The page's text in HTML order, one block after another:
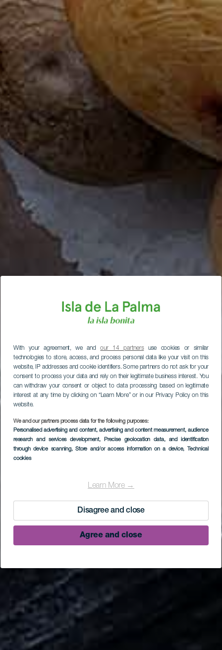
With your agreement, we andour 14 partnersuse cookies or similar
technologies to store, access, and process personal data like your visit on this
website, IP addresses and cookie identifiers. Some partners do not ask for your
consent to process your data and rely on their legitimate business interest. You
can withdraw your consent or object to data processing based on legitimate
interest at any time by clicking on “Learn More” or in our Privacy Policy on this
website.
We and our partners process data for the following purposes:
Personalised advertising and content, advertising and content measurement, audience
research and services development, Precise geolocation data, and identification
through device scanning, Store and/or access information on a device, Technical
cookies
Learn More →
Disagree and close
Agree and close